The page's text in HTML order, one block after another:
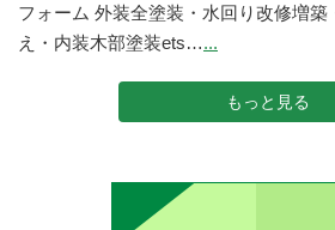
フォーム 外装全塗装・水回り改修増
え・内装木部塗装ets…...
もっと見る